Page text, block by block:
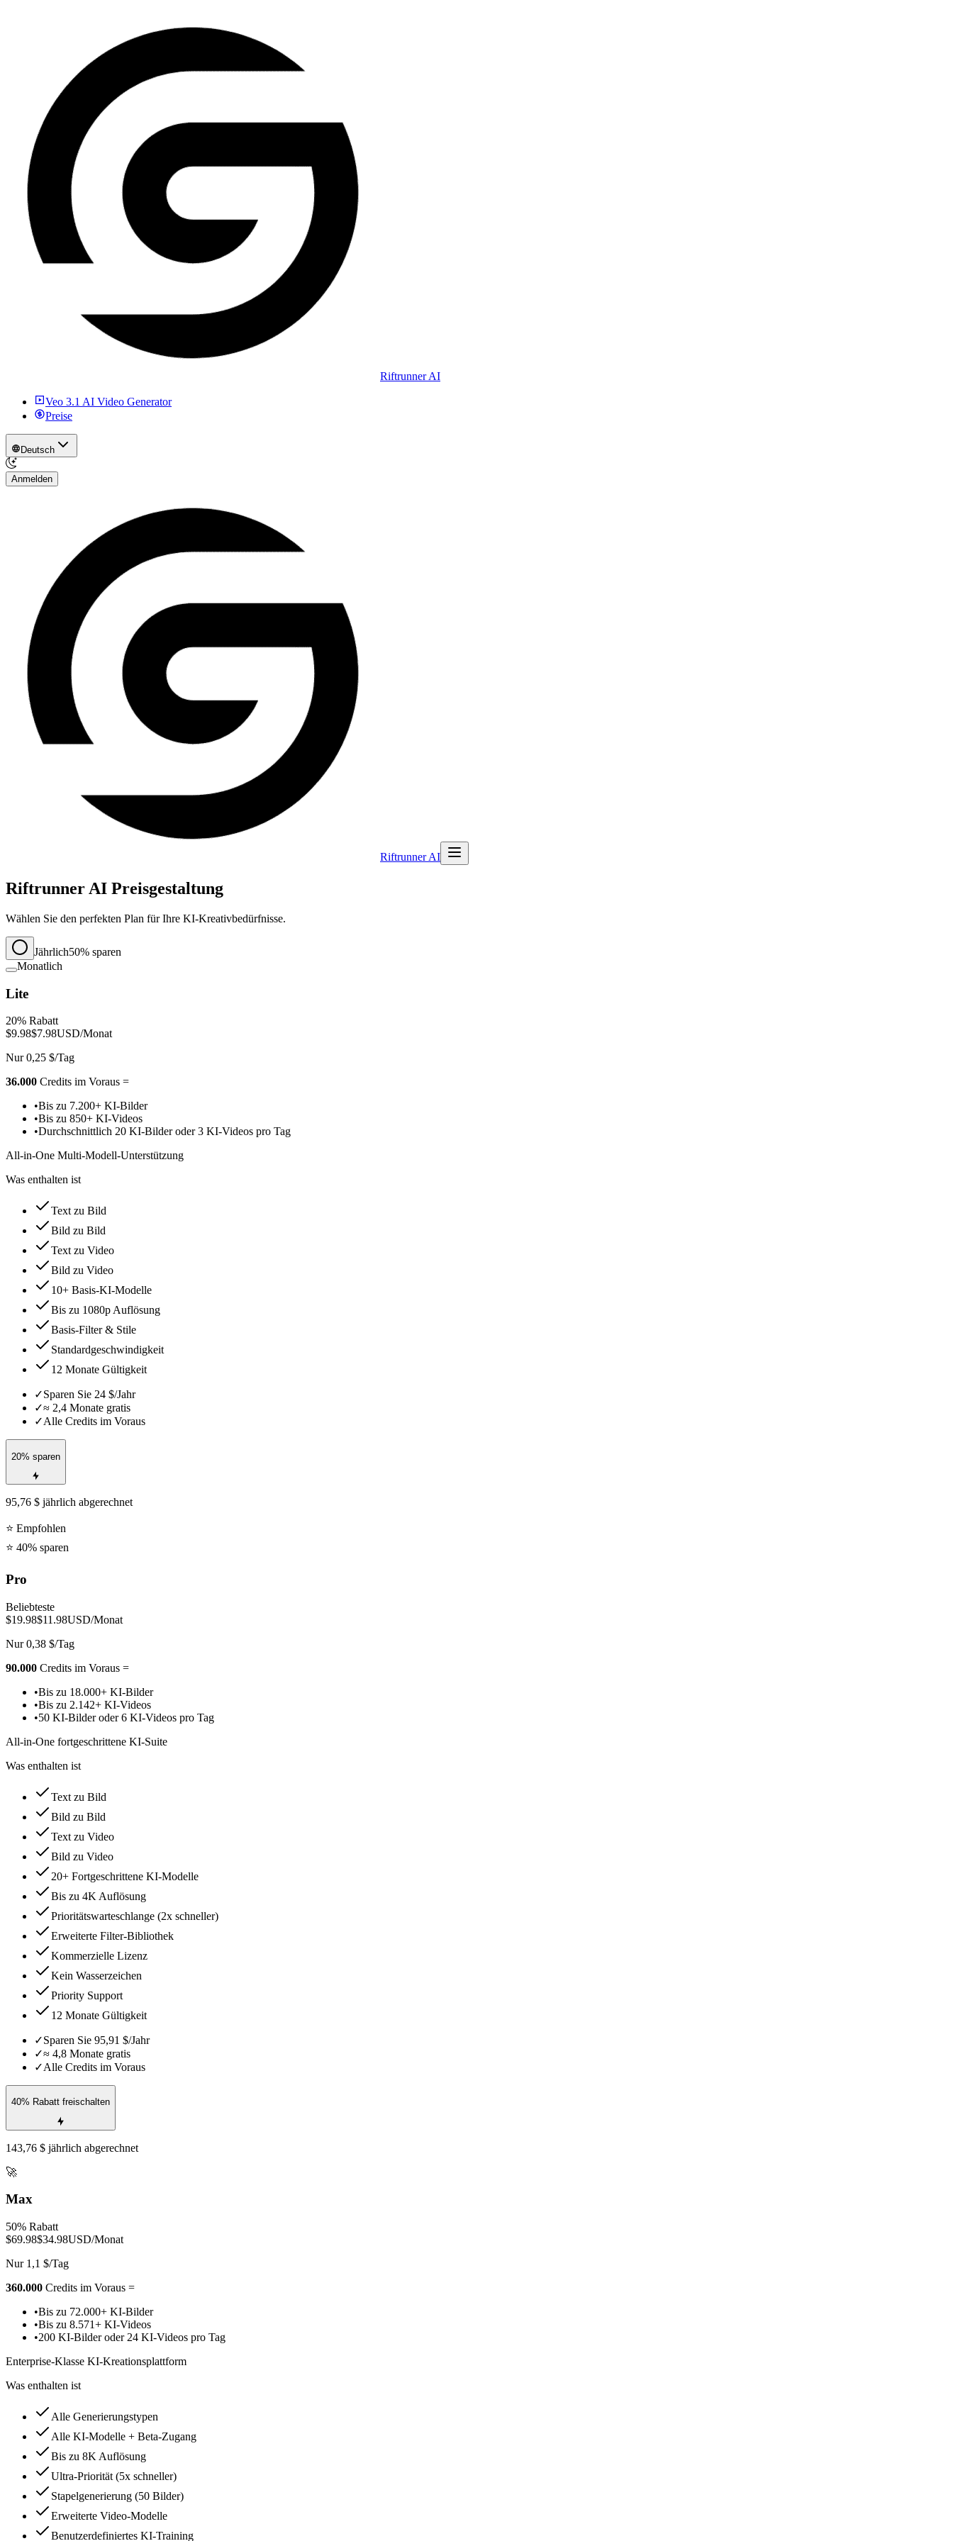
Riftrunner AI
Veo 3.1 AI Video Generator
Preise
Deutsch
Anmelden
Riftrunner AI
Riftrunner AI Preisgestaltung
Wählen Sie den perfekten Plan für Ihre KI-Kreativbedürfnisse.
Jährlich50% sparen
Monatlich
Lite
20% Rabatt
$9.98$7.98USD/Monat
Nur 0,25 $/Tag
36.000 Credits im Voraus =
•Bis zu 7.200+ KI-Bilder
•Bis zu 850+ KI-Videos
•Durchschnittlich 20 KI-Bilder oder 3 KI-Videos pro Tag
All-in-One Multi-Modell-Unterstützung
Was enthalten ist
Text zu Bild
Bild zu Bild
Text zu Video
Bild zu Video
10+ Basis-KI-Modelle
Bis zu 1080p Auflösung
Basis-Filter & Stile
Standardgeschwindigkeit
12 Monate Gültigkeit
✓Sparen Sie 24 $/Jahr
✓≈ 2,4 Monate gratis
✓Alle Credits im Voraus
20% sparen
95,76 $ jährlich abgerechnet
⭐ Empfohlen
⭐ 40% sparen
Pro
Beliebteste
$19.98$11.98USD/Monat
Nur 0,38 $/Tag
90.000 Credits im Voraus =
•Bis zu 18.000+ KI-Bilder
•Bis zu 2.142+ KI-Videos
•50 KI-Bilder oder 6 KI-Videos pro Tag
All-in-One fortgeschrittene KI-Suite
Was enthalten ist
Text zu Bild
Bild zu Bild
Text zu Video
Bild zu Video
20+ Fortgeschrittene KI-Modelle
Bis zu 4K Auflösung
Prioritätswarteschlange (2x schneller)
Erweiterte Filter-Bibliothek
Kommerzielle Lizenz
Kein Wasserzeichen
Priority Support
12 Monate Gültigkeit
✓Sparen Sie 95,91 $/Jahr
✓≈ 4,8 Monate gratis
✓Alle Credits im Voraus
40% Rabatt freischalten
143,76 $ jährlich abgerechnet
🚀
Max
50% Rabatt
$69.98$34.98USD/Monat
Nur 1,1 $/Tag
360.000 Credits im Voraus =
•Bis zu 72.000+ KI-Bilder
•Bis zu 8.571+ KI-Videos
•200 KI-Bilder oder 24 KI-Videos pro Tag
Enterprise-Klasse KI-Kreationsplattform
Was enthalten ist
Alle Generierungstypen
Alle KI-Modelle + Beta-Zugang
Bis zu 8K Auflösung
Ultra-Priorität (5x schneller)
Stapelgenerierung (50 Bilder)
Erweiterte Video-Modelle
Benutzerdefiniertes KI-Training